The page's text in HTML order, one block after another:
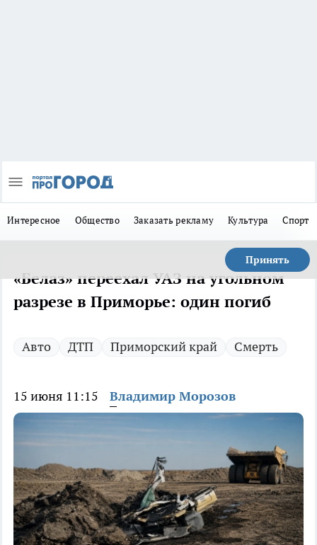
Интересное Общество Заказать рекламу Культура Спорт
Принять
«Белаз» переехал УАЗ на угольном
разрезе в Приморье: один погиб
Авто ДТП Приморский край Смерть
15 июня 11:15 Владимир Морозов